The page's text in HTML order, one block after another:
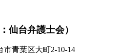
仙台弁護士会）
市青葉区大町2-10-14